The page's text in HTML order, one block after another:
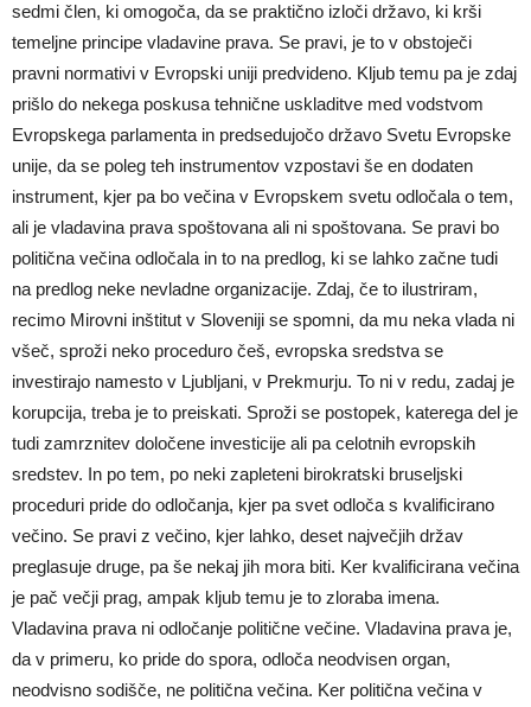
sedmi člen, ki omogoča, da se praktično izloči državo, ki krši
temeljne principe vladavine prava. Se pravi, je to v obstoječi
pravni normativi v Evropski uniji predvideno. Kljub temu pa je zdaj
prišlo do nekega poskusa tehnične uskladitve med vodstvom
Evropskega parlamenta in predsedujočo državo Svetu Evropske
unije, da se poleg teh instrumentov vzpostavi še en dodaten
instrument, kjer pa bo večina v Evropskem svetu odločala o tem,
ali je vladavina prava spoštovana ali ni spoštovana. Se pravi bo
politična večina odločala in to na predlog, ki se lahko začne tudi
na predlog neke nevladne organizacije. Zdaj, če to ilustriram,
recimo Mirovni inštitut v Sloveniji se spomni, da mu neka vlada ni
všeč, sproži neko proceduro češ, evropska sredstva se
investirajo namesto v Ljubljani, v Prekmurju. To ni v redu, zadaj je
korupcija, treba je to preiskati. Sproži se postopek, katerega del je
tudi zamrznitev določene investicije ali pa celotnih evropskih
sredstev. In po tem, po neki zapleteni birokratski bruseljski
proceduri pride do odločanja, kjer pa svet odloča s kvalificirano
večino. Se pravi z večino, kjer lahko, deset največjih držav
preglasuje druge, pa še nekaj jih mora biti. Ker kvalificirana večina
je pač večji prag, ampak kljub temu je to zloraba imena.
Vladavina prava ni odločanje politične večine. Vladavina prava je,
da v primeru, ko pride do spora, odloča neodvisen organ,
neodvisno sodišče, ne politična večina. Ker politična večina v